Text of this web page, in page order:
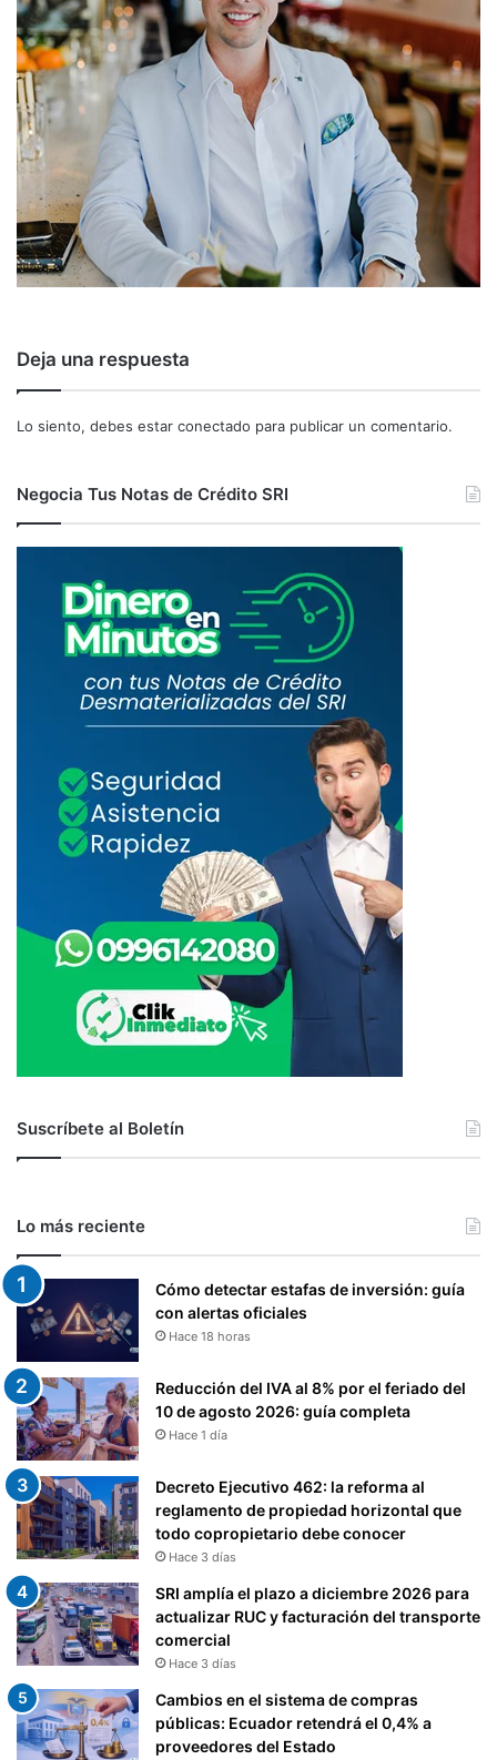
Deja una respuesta
Lo siento, debes estar conectado para publicar un comentario.
Negocia Tus Notas de Crédito SRI
Suscríbete al Boletín
Lo más reciente
Cómo detectar estafas de inversión: guía
con alertas oficiales
Hace 18 horas
Reducción del IVA al 8% por el feriado del
10 de agosto 2026: guía completa
Hace 1 día
Decreto Ejecutivo 462: la reforma al
reglamento de propiedad horizontal que
todo copropietario debe conocer
Hace 3 días
SRI amplía el plazo a diciembre 2026 para
actualizar RUC y facturación del transporte
comercial
Hace 3 días
Cambios en el sistema de compras
públicas: Ecuador retendrá el 0,4% a
proveedores del Estado